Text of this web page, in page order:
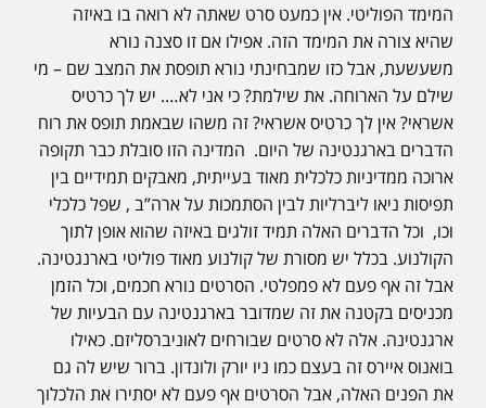
המימד הפוליטי. אין כמעט סרט שאתה לא רואה בו באיזה
שהיא צורה את המימד הזה. אפילו אם זו סצנה נורא
משעשעת, אבל כזו שמבחינתי נורא תופסת את המצב שם – מי
שילם על הארוחה. את שילמת? כי אני לא…. יש לך כרטיס
אשראי? אין לך כרטיס אשראי? זה משהו שבאמת תופס את רוח
הדברים בארגנטינה של היום. המדינה הזו סובלת כבר תקופה
ארוכה ממדיניות כלכלית מאוד בעייתית, מאבקים תמידיים בין
תפיסות ניאו ליברליות לבין הסתמכות על ארה”ב , שפל כלכלי
וכו, וכל הדברים האלה תמיד זולגים באיזה שהוא אופן לתוך
הקולנוע. בכלל יש מסורת של קולנוע מאוד פוליטי בארנגטינה.
אבל זה אף פעם לא פמפלטי. הסרטים נורא חכמים, וכל הזמן
מכניסים בקטנה את זה שמדובר בארגנטינה עם הבעיות של
ארגנטינה. אלה לא סרטים שבורחים לאוניברסליזם. כאילו
בואנוס איירס זה בעצם כמו ניו יורק ולונדון. ברור שיש לה גם
את הפנים האלה, אבל הסרטים אף פעם לא יסתירו את הלכלוך